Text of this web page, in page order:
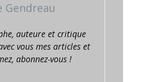
Gendreau
auteure et critique
vous mes articles et
abonnez-vous !